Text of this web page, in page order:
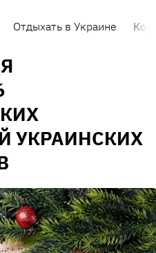
Отдыхать в Украине
УКРАИНСКИХ